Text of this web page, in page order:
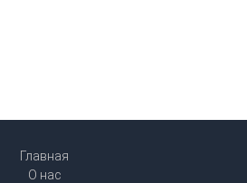
Главная
О нас